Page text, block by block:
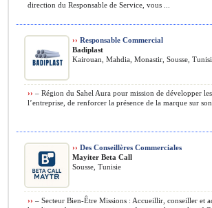
direction du Responsable de Service, vous ...
›› Responsable Commercial
Badiplast
Kairouan, Mahdia, Monastir, Sousse,
›› – Région du Sahel Aura pour mission de développer
l’entreprise, de renforcer la présence de la marque sur son
›› Des Conseillères Commerciales
Mayiter Beta Call
Sousse, Tunisie
›› – Secteur Bien-Être Missions : Accueillir, conseiller et